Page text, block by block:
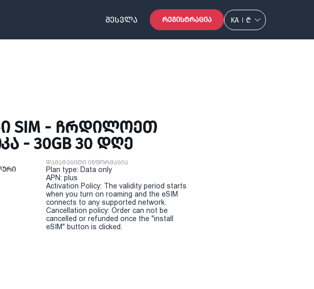
ᲨᲔᲡᲕᲚᲐ ᲠᲔᲒᲘᲡᲢᲠᲐᲪᲘᲐ KA ₾
SIM - ᲩᲠᲓᲘᲚᲝᲔᲗ
- 30GB 30 ᲓᲦᲔ
დამატებითი ინფორმაცია
Plan type: Data only
APN: plus
Activation Policy: The validity period starts
when you turn on roaming and the eSIM
connects to any supported network.
Cancellation policy: Order can not be
cancelled or refunded once the "install
eSIM" button is clicked.